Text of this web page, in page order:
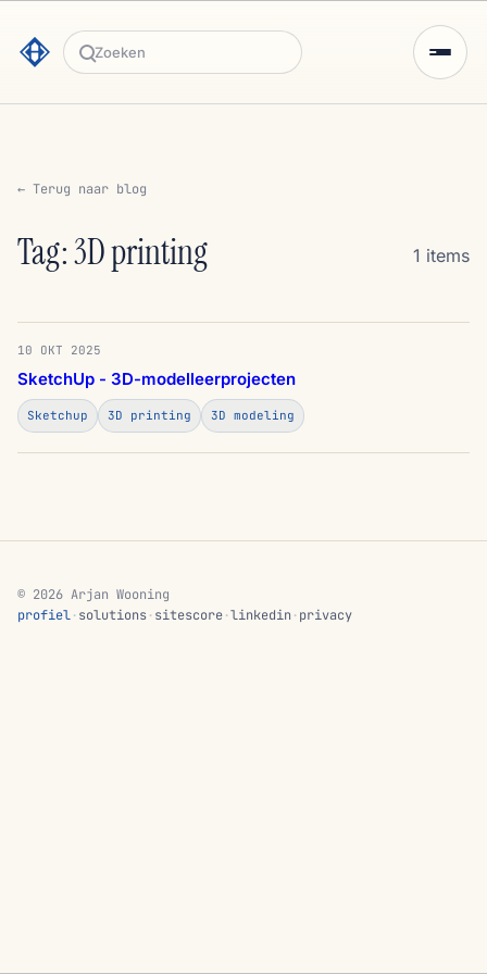
Zoeken
← Terug naar blog
Tag: 3D printing 1 items
10 OKT 2025
SketchUp - 3D-modelleerprojecten
Sketchup 3D printing 3D modeling
© 2026 Arjan Wooning
profiel·solutions·sitescore·linkedin ·privacy